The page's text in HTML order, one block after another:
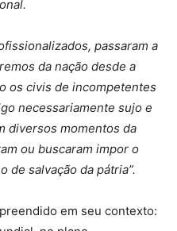
passaram a
da nação desde a
os civis de incompetentes
necessariamente sujo e
diversos momentos da
ou buscaram impor o
de salvação da pátria”.
em seu contexto: